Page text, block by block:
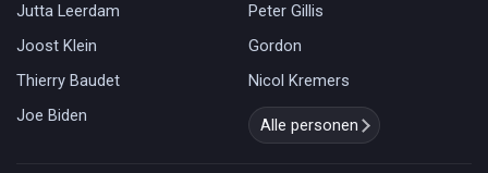
Jutta Leerdam
Peter Gillis
Joost Klein
Gordon
Thierry Baudet
Nicol Kremers
Joe Biden
Alle personen